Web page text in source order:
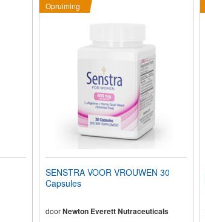
Opruiming
SENSTRA VOOR VROUWEN 30
Capsules
doorNewton Everett Nutraceuticals